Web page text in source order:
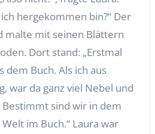
hergekommen bin?“ Der
malte mit seinen Blättern
Dort stand: „Erstmal
dem Buch. Als ich aus
war da ganz viel Nebel und
sind wir in dem
im Buch.“ Laura war